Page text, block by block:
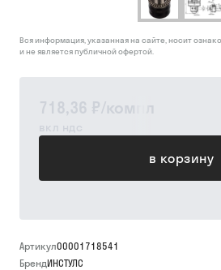
718,36 ₽/компл
вкл ндс
в корзину
Вся информация, указанная на сайте, носит
и не является публичной офертой.
Артикул00001718541
БрендИНСТУЛС